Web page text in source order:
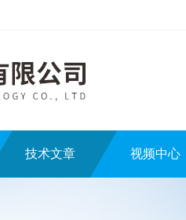
技术文章 视频中心